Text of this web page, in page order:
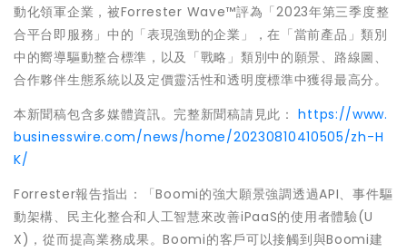
動化領軍企業，被Forrester Wave™評為「2023年第三季度整
合平台即服務」中的「表現強勁的企業」，在「當前產品」類別
中的嚮導驅動整合標準，以及「戰略」類別中的願景、路線圖、
合作夥伴生態系統以及定價靈活性和透明度標準中獲得最高分。
本新聞稿包含多媒體資訊。完整新聞稿請見此：https://www.
businesswire.com/news/home/20230810410505/zh-H
K/
Forrester報告指出：「Boomi的強大願景強調透過API、事件驅
動架構、民主化整合和人工智慧來改善iPaaS的使用者體驗(U
X)，從而提高業務成果。Boomi的客戶可以接觸到與Boomi建